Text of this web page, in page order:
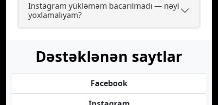
Instagram yükləməm bacarılmadı — nəyi
yoxlamalıyam?
Dəstəklənən saytlar
Facebook